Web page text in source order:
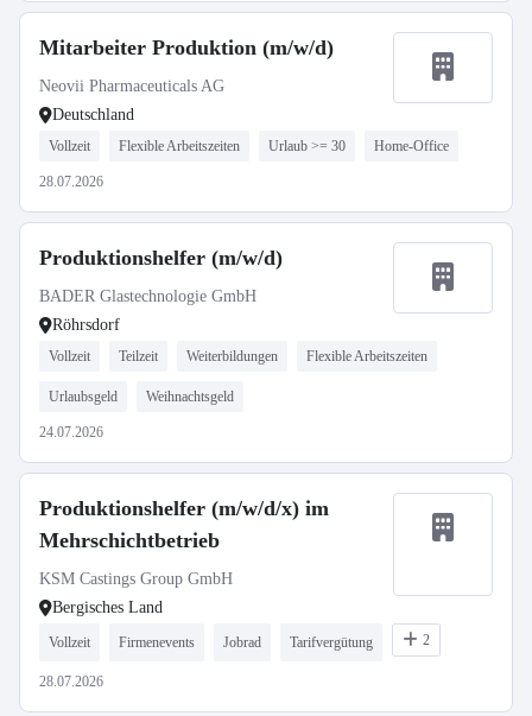
Mitarbeiter Produktion (m/w/d)
Neovii Pharmaceuticals AG
Deutschland
Vollzeit Flexible Arbeitszeiten Urlaub >= 30 Home-Office
28.07.2026
Produktionshelfer (m/w/d)
BADER Glastechnologie GmbH
Röhrsdorf
Vollzeit Teilzeit Weiterbildungen Flexible Arbeitszeiten
Urlaubsgeld Weihnachtsgeld
24.07.2026
Produktionshelfer (m/w/d/x) im
Mehrschichtbetrieb
KSM Castings Group GmbH
Bergisches Land
Vollzeit Firmenevents Jobrad Tarifvergütung 2
28.07.2026